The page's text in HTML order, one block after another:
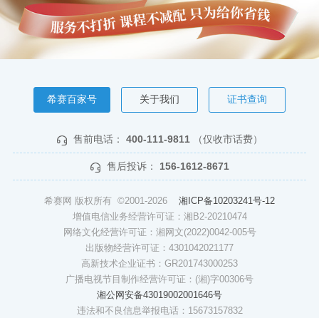
希赛百家号 关于我们 证书查询
售前电话： 400-111-9811 （仅收市话费）
售后投诉： 156-1612-8671
希赛网 版权所有 ©2001-2026 湘ICP备10203241号-12
增值电信业务经营许可证：湘B2-20210474
网络文化经营许可证：湘网文(2022)0042-005号
出版物经营许可证：4301042021177
高新技术企业证书：GR201743000253
广播电视节目制作经营许可证：(湘)字00306号
湘公网安备43019002001646号
违法和不良信息举报电话：15673157832